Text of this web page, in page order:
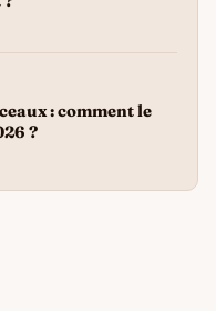
: comment le
?